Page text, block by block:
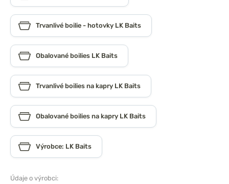
Trvanlivé boilie - hotovky LK Baits
Obalované boilies LK Baits
Trvanlivé boilies na kapry LK Baits
Obalované boilies na kapry LK Baits
Výrobce: LK Baits
Údaje o výrobci: